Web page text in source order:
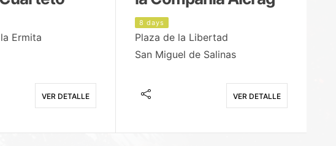
Ermita
VER DETALLE
8 days
Plaza de la Libertad
San Miguel de Salinas
VER DETALLE